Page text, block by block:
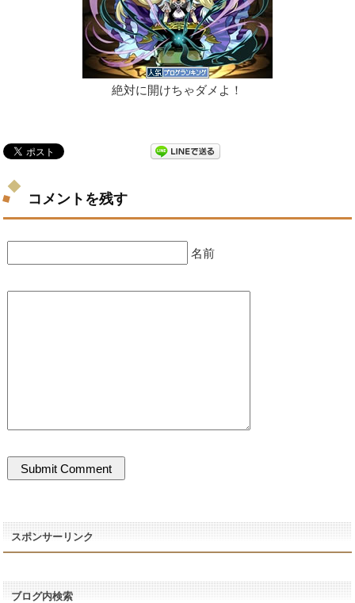
絶対に開けちゃダメよ！
コメントを残す
名前
スポンサーリンク
ブログ内検索